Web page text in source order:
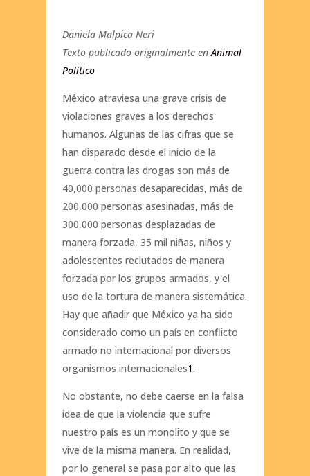
Daniela Malpica Neri
Texto publicado originalmente enAnimal
Político
México atraviesa una grave crisis de
violaciones graves a los derechos
humanos. Algunas de las cifras que se
han disparado desde el inicio de la
guerra contra las drogas son más de
40,000 personas desaparecidas, más de
200,000 personas asesinadas, más de
300,000 personas desplazadas de
manera forzada, 35 mil niñas, niños y
adolescentes reclutados de manera
forzada por los grupos armados, y el
uso de la tortura de manera sistemática.
Hay que añadir que México ya ha sido
considerado como un país en conflicto
armado no internacional por diversos
organismos internacionales1.
No obstante, no debe caerse en la falsa
idea de que la violencia que sufre
nuestro país es un monolito y que se
vive de la misma manera. En realidad,
por lo general se pasa por alto que las